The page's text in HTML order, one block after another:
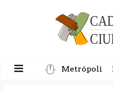
Metrópoli